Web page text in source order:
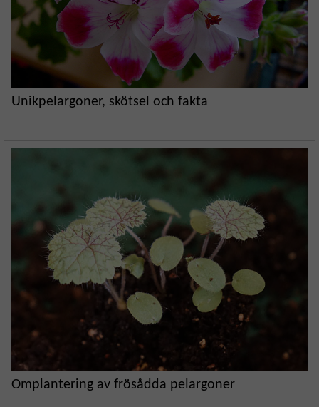
Unikpelargoner, skötsel och fakta
Omplantering av frösådda pelargoner